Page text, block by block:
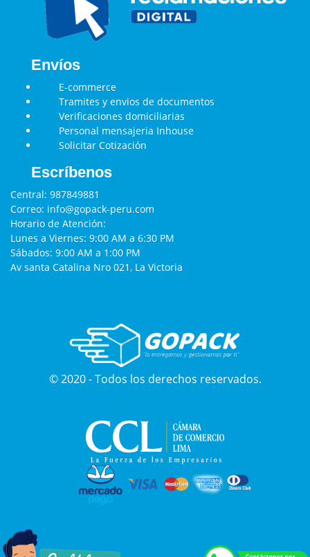
Envíos
E-commerce
Tramites y envios de documentos
Verificaciones domiciliarias
Personal mensajeria Inhouse
Solicitar Cotización
Escríbenos
Central: 987849881
Correo: info@gopack-peru.com
Horario de Atención:
Lunes a Viernes: 9:00 AM a 6:30 PM
Sábados: 9:00 AM a 1:00 PM
Av santa Catalina Nro 021, La Victoria
© 2020 - Todos los derechos reservados.